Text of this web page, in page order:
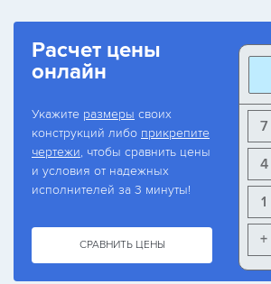
Расчет цены
онлайн
Укажите размеры своих
конструкций либо прикрепите
чертежи, чтобы сравнить цены
и условия от надежных
исполнителей за 3 минуты!
СРАВНИТЬ ЦЕНЫ
7
4
1
+